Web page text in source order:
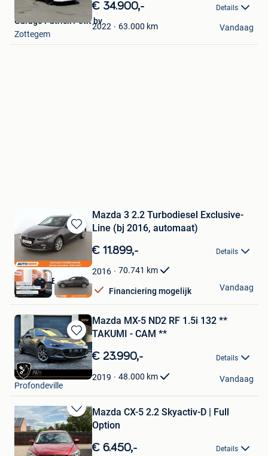
in
Mijn
Favorieten
€ 34.900,- Details
2022 63.000 km
Garage Patrick Petit bv
Zottegem
Vandaag
Bewaren
in
Favorieten
Mazda 3 2.2 Turbodiesel Exclusive-
Line (bj 2016, automaat)
€ 11.899,- Details
2016 70.741 km
Financiering mogelijk
Autohero België
Brussel
Vandaag
Bewaren
in
Mijn
Favorieten
Mazda MX-5 ND2 RF 1.5i 132 **
TAKUMI - CAM **
€ 23.990,- Details
2019 48.000 km
JWS Automotive
Profondeville
Vandaag
Bewaren
in
Mijn
Favorieten
Mazda CX-5 2.2 Skyactiv-D | Full
Option
€ 6.450,- Details